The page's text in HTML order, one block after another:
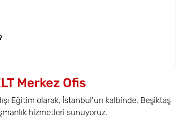
Merkez Ofis
Eğitim olarak, İstanbul'un kalbinde, Beşiktaş
hizmetleri sunuyoruz.